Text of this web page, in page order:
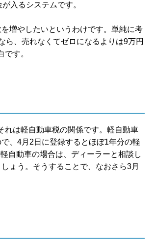
入るシステムです。
増やしたいというわけです。単純に考
ら、売れなくてゼロになるよりは9万円
す。
れは軽自動車税の関係です。軽自動車
、4月2日に登録するとほぼ1年分の軽
自動車の場合は、ディーラーと相談し
ょう。そうすることで、なおさら3月